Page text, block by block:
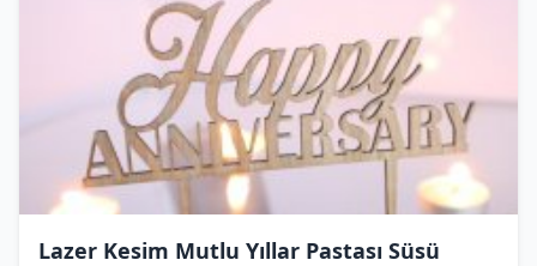
Lazer Kesim Mutlu Yıllar Pastası Süsü